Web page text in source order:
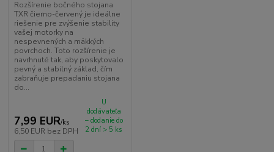
Rozšírenie bočného stojana
TXR čierno-červený je ideálne
riešenie pre zvýšenie stability
vašej motorky na
nespevnených a mäkkých
povrchoch. Toto rozšírenie je
navrhnuté tak, aby poskytovalo
pevný a stabilný základ, čím
zabraňuje prepadaniu stojana
do...
7,99 EUR/ks
6,50 EUR bez DPH
U
dodávateľa
– dodanie do
2 dní > 5 ks